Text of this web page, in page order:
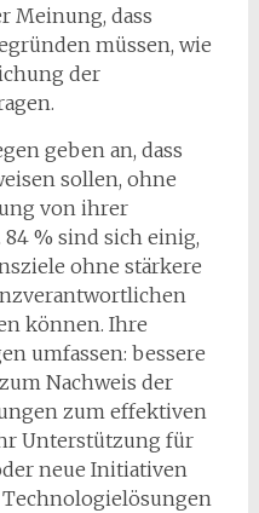
Meinung, dass
müssen, wie
der
geben an, dass
sollen, ohne
von ihrer
% sind sich einig,
ohne stärkere
können. Ihre
umfassen: bessere
Nachweis der
zum effektiven
Unterstützung für
neue Initiativen
Technologielösungen